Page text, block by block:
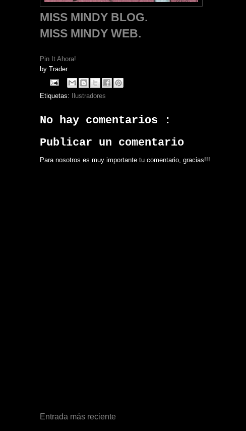
MISS MINDY BLOG.
MISS MINDY WEB.
Pin It Ahora!
by Trader
Etiquetas: Ilustradores
No hay comentarios :
Publicar un comentario
Para nosotros es muy importante tu comentario, gracias!!!
Entrada más reciente